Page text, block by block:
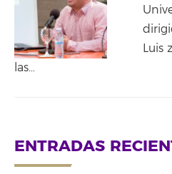
Luis
las…
ENTRADAS